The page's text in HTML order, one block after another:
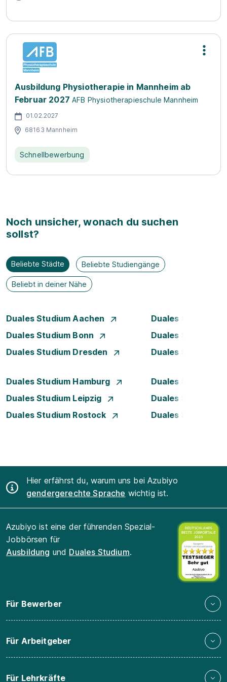
Ausbildung Physiotherapie in Mannheim ab
Februar 2027 AFB Physiotherapieschule Mannheim
01.02.2027
68163 Mannheim
Schnellbewerbung
Noch unsicher, wonach du suchen
sollst?
Beliebte Städte Beliebte Studiengänge
Beliebt in deiner Nähe
Duales Studium Aachen
Duales Studium
Duales Studium Bonn
Duales Studium
Duales Studium Dresden
Duales Studium
Duales Studium Hamburg
Duales Studium
Duales Studium Leipzig
Duales Studium
Duales Studium Rostock
Duales Studium
Hier erfährst du, warum uns bei Azubiyo
gendergerechte Sprache wichtig ist.
Azubiyo ist eine der führenden Spezial-
Jobbörsen für
Ausbildung und Duales Studium.
Für Bewerber
Für Arbeitgeber
Für Lehrkräfte